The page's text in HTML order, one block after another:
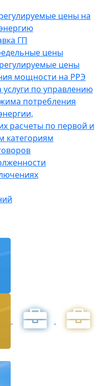
цены на
ГП
цены
цены
мощности на РРЭ
услуги по управлению
потребления
расчеты по первой и
категориям